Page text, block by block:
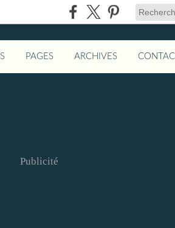
PAGES ARCHIVES
Publicité